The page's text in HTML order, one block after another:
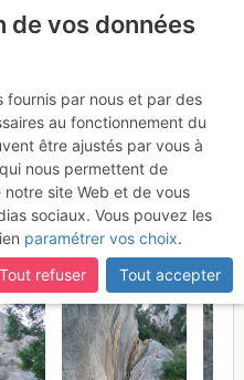
manquantes ou
reconnectez-vous à votre
du
du
nuit
Jeudi 25 mai
de vos données
fournis par nous et par des
au fonctionnement du
être ajustés par vous à
nous permettent de
site Web et de vous
sociaux. Vous pouvez les
paramétrer vos choix.
Tout refuser
Tout accepter